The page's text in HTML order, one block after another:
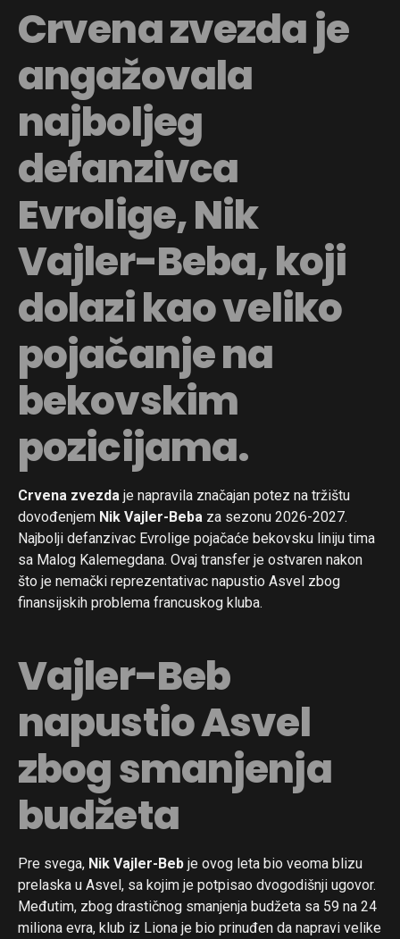
Crvena zvezda je
angažovala
najboljeg
defanzivca
Evrolige, Nik
Vajler-Beba, koji
dolazi kao veliko
pojačanje na
bekovskim
pozicijama.
Crvena zvezda je napravila značajan potez na tržištu
dovođenjem Nik Vajler-Beba za sezonu 2026-2027.
Najbolji defanzivac Evrolige pojačaće bekovsku liniju tima
sa Malog Kalemegdana. Ovaj transfer je ostvaren nakon
što je nemački reprezentativac napustio Asvel zbog
finansijskih problema francuskog kluba.
Vajler-Beb
napustio Asvel
zbog smanjenja
budžeta
Pre svega, Nik Vajler-Beb je ovog leta bio veoma blizu
prelaska u Asvel, sa kojim je potpisao dvogodišnji ugovor.
Međutim, zbog drastičnog smanjenja budžeta sa 59 na 24
miliona evra, klub iz Liona je bio prinuđen da napravi velike